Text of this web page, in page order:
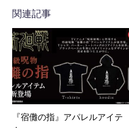
関連記事
『宿儺の指』アパレルアイテ